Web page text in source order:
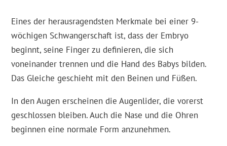
Eines der herausragendsten Merkmale bei einer 9-
wöchigen Schwangerschaft ist, dass der Embryo
beginnt, seine Finger zu definieren, die sich
voneinander trennen und die Hand des Babys bilden.
Das Gleiche geschieht mit den Beinen und Füßen.
In den Augen erscheinen die Augenlider, die vorerst
geschlossen bleiben. Auch die Nase und die Ohren
beginnen eine normale Form anzunehmen.